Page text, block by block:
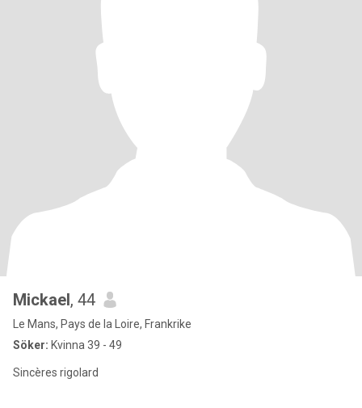
Mickael, 44
Le Mans, Pays de la Loire, Frankrike
Söker: Kvinna 39 - 49
Sincères rigolard